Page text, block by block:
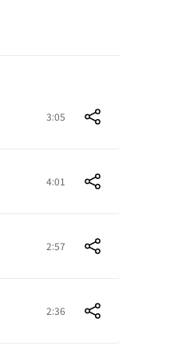
3:05
4:01
2:57
2:36